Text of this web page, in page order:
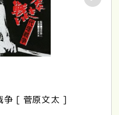
争 [ 菅原文太 ]